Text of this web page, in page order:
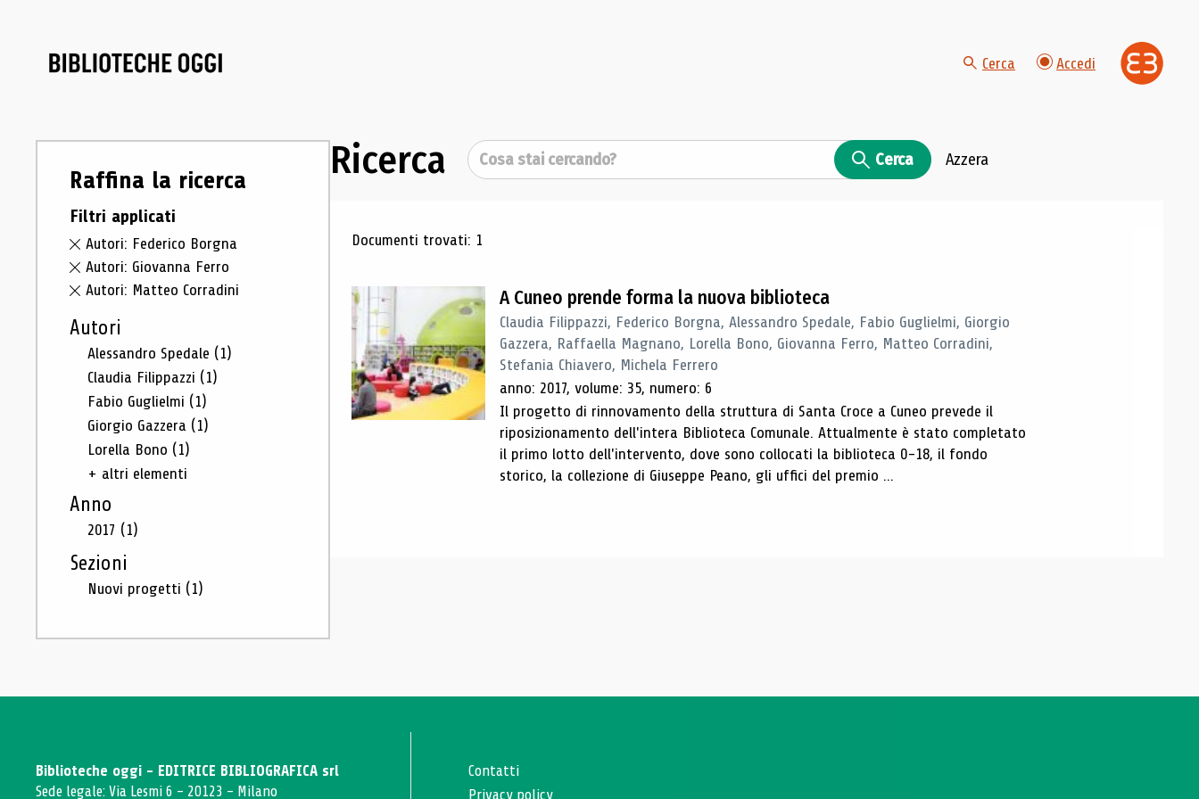
Cerca Accedi
Raffina la ricerca
Filtri applicati
Autori: Federico Borgna
Autori: Giovanna Ferro
Autori: Matteo Corradini
Autori
Alessandro Spedale (1)
Claudia Filippazzi (1)
Fabio Guglielmi (1)
Giorgio Gazzera (1)
Lorella Bono (1)
+ altri elementi
Anno
2017 (1)
Sezioni
Nuovi progetti (1)
Ricerca Cerca Cerca Azzera
Risultati di ricerca
Documenti trovati: 1
A Cuneo prende forma la nuova biblioteca
Claudia Filippazzi, Federico Borgna, Alessandro Spedale, Fabio Guglielmi, Giorgio
Gazzera, Raffaella Magnano, Lorella Bono, Giovanna Ferro, Matteo Corradini,
Stefania Chiavero, Michela Ferrero
anno: 2017, volume: 35, numero: 6
Il progetto di rinnovamento della struttura di Santa Croce a Cuneo prevede il
riposizionamento dell'intera Biblioteca Comunale. Attualmente è stato completato
il primo lotto dell'intervento, dove sono collocati la biblioteca 0-18, il fondo
storico, la collezione di Giuseppe Peano, gli uffici del premio ...
Biblioteche oggi - EDITRICE BIBLIOGRAFICA srl
Sede legale: Via Lesmi 6 - 20123 - Milano
Contatti
Privacy policy